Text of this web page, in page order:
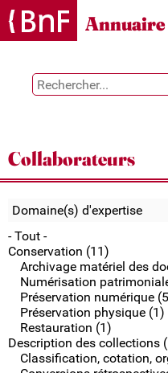
Gestion des cookies
Annuaire
Collaborateurs
Domaine(s) d'expertise
- Tout -
Conservation (11)
Archivage matériel des
Numérisation
Préservation numérique
Préservation physique (1)
Restauration (1)
Description des collections
Classification, cotation,